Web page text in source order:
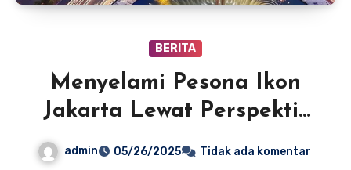
BERITA
Menyelami Pesona Ikon
Jakarta Lewat Perspektif
admin 05/26/2025 Tidak ada komentar